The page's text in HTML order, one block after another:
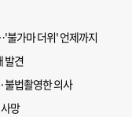
불가마 더위' 언제까지
발견
법촬영한 의사
망